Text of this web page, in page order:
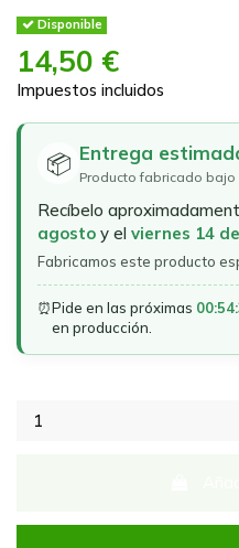
Disponible
14,50 €
Impuestos incluidos
📦 Entrega
Producto fabricado bajo
Recíbelo
agosto y el viernes 14
Fabricamos este producto
⏰Pide en las próximas
en producción.